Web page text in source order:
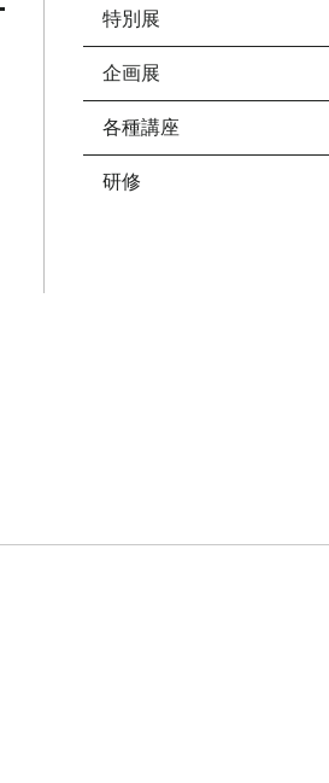
特別展
企画展
各種講座
研修